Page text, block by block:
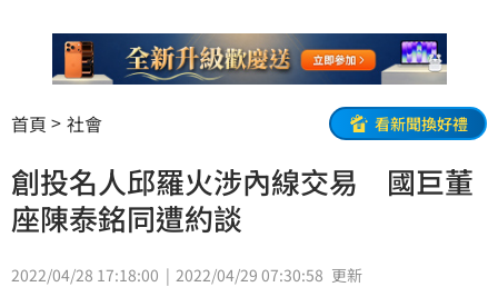
首頁 社會 看新聞換好禮
創投名人邱羅火涉內線交易 國巨董
座陳泰銘同遭約談
2022/04/28 17:18:00 2022/04/29 07:30:58 更新